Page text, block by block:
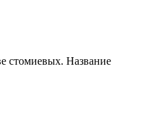
стомиевых. Название